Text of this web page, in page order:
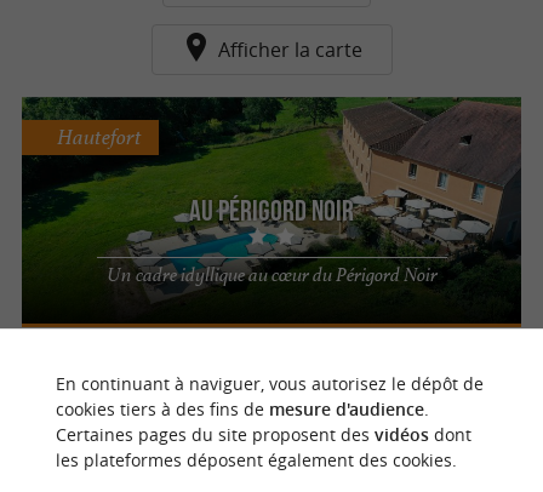
Afficher la carte
Au Périgord Noir
Un cadre idyllique au cœur du Périgord Noir
Hautefort
n
o
t
r
e
c
o
u
p
d
e
c
o
e
u
r
En continuant à naviguer, vous autorisez le dépôt de
cookies tiers à des fins de mesure d'audience.
Certaines pages du site proposent des vidéosdont
les plateformes déposent également des cookies.